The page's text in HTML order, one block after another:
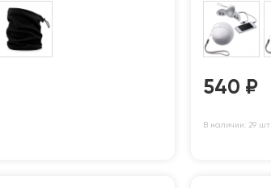
540 ₽
В наличии: 29 шт